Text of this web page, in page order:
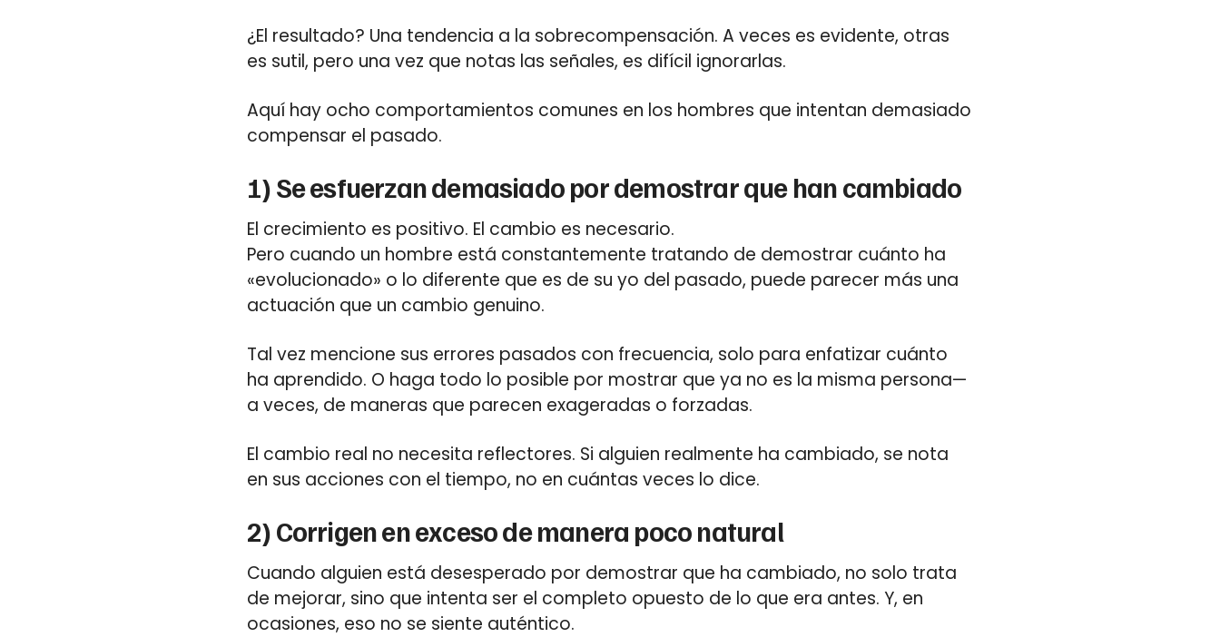
¿El resultado? Una tendencia a la sobrecompensación. A veces es evidente, otras
es sutil, pero una vez que notas las señales, es difícil ignorarlas.
Aquí hay ocho comportamientos comunes en los hombres que intentan demasiado
compensar el pasado.
1) Se esfuerzan demasiado por demostrar que han cambiado
El crecimiento es positivo. El cambio es necesario.
Pero cuando un hombre está constantemente tratando de demostrar cuánto ha
«evolucionado» o lo diferente que es de su yo del pasado, puede parecer más una
actuación que un cambio genuino.
Tal vez mencione sus errores pasados con frecuencia, solo para enfatizar cuánto
ha aprendido. O haga todo lo posible por mostrar que ya no es la misma persona—
a veces, de maneras que parecen exageradas o forzadas.
El cambio real no necesita reflectores. Si alguien realmente ha cambiado, se nota
en sus acciones con el tiempo, no en cuántas veces lo dice.
2) Corrigen en exceso de manera poco natural
Cuando alguien está desesperado por demostrar que ha cambiado, no solo trata
de mejorar, sino que intenta ser el completo opuesto de lo que era antes. Y, en
ocasiones, eso no se siente auténtico.